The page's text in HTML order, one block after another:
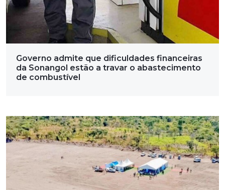
Governo admite que dificuldades financeiras
da Sonangol estão a travar o abastecimento
de combustível